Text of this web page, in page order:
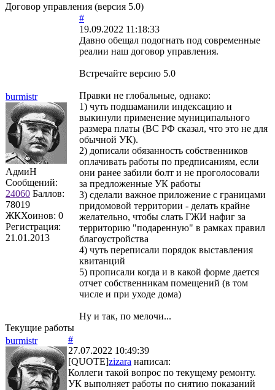
Договор управления (версия 5.0)
burmistr
АдмиН
Сообщений:
24060 Баллов:
78019
ЖКХоинов: 0
Регистрация:
21.01.2013
#
19.09.2022 11:18:33
Давно обещал подогнать под современные
реалии наш договор управления.
Встречайте версию 5.0
Правки не глобальные, однако:
1) чуть подшаманили индексацию и
выкинули применение муниципального
размера платы (ВС РФ сказал, что это не для
обычной УК).
2) дописали обязанность собственников
оплачивать работы по предписаниям, если
они ранее забили болт и не проголосовали
за предложенные УК работы
3) сделали важное приложение с границами
придомовой территории - делать крайне
желательно, чтобы слать ГЖИ нафиг за
территорию "подаренную" в рамках правил
благоустройства
4) чуть переписали порядок выставления
квитанций
5) прописали когда и в какой форме дается
отчет собственникам помещений (в том
числе и при уходе дома)
Ну и так, по мелочи...
Текущие работы
burmistr
#
27.07.2022 10:49:39
[QUOTE]zizara написал:
Коллеги такой вопрос по текущему ремонту.
УК выполняет работы по снятию показаний